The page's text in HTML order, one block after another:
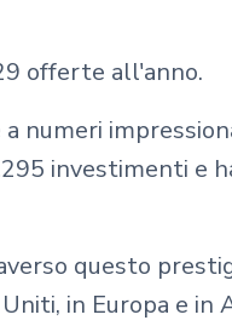
offerte all'anno.
numeri
investimenti e
questo
in Europa e in